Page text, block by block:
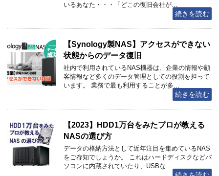
いるあなた・・・「どこの復旧会社が…
続きを読む
【Synology製NAS】アクセスができない
状態からのデータ復旧
社内で利用されているNAS機器は、企業の情報や顧
客情報など多くのデータ管理としての役割を担って
います。 業務で最も利用することが多…
続きを読む
【2023】HDD1万台をみたプロが教える
NASの選び方
データの格納方法として近年注目を集めているNAS
をご存知でしょうか。 これはハードディスクなどパ
ソコンに内蔵されていたり、USBな…